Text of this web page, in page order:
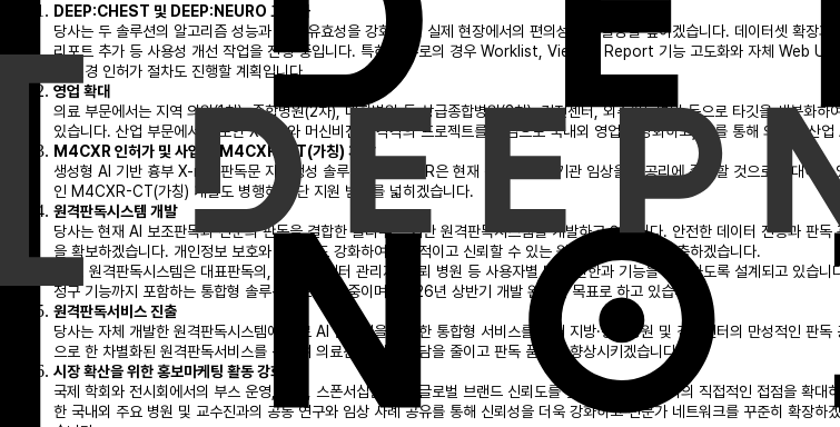
DEEP:CHEST 및 DEEP:NEURO 고도화
당사는 두 솔루션의 알고리즘 성능과 임상 유효성을 강화하고, 실제 현장에서의 편의성과 효율성을 높이겠습니다. 데이터셋 확장
리포트 추가 등 사용성 개선 작업을 진행 중입니다. 특히 딥뉴로의 경우 Worklist, Viewer, Report 기능 고도화와 자체 Web UI
는 변경 인허가 절차도 진행할 계획입니다.
영업 확대
의료 부문에서는 지역 의원(1차), 종합병원(2차), 대학병원 등 상급종합병원(3차), 검진센터, 외주판독병원 등으로 타깃을 세분화
있습니다. 산업 부문에서는 보안 X-ray와 머신비전이 각각의 프로젝트를 중심으로 국내외 영업을 강화하고, 이를 통해 의료와 산업
M4CXR 인허가 및 사업화·M4CXR-CT(가칭) 개발
생성형 AI 기반 흉부 X-ray 판독문 자동생성 솔루션인 M4CXR은 현재 진행중인 다기관 임상을 성공리에 종료할 것으로 기대하
인 M4CXR-CT(가칭) 개발도 병행해 진단 지원 범위를 넓히겠습니다.
원격판독시스템 개발
당사는 현재 AI 보조판독과 전문의 판독을 결합한 클라우드 기반 원격판독시스템을 개발하고 있습니다. 안전한 데이터 전송과 판
을 확보하겠습니다. 개인정보 보호와 보안성도 강화하여 안정적이고 신뢰할 수 있는 원격 판독 환경을 구축하겠습니다.
또한, 원격판독시스템은 대표판독의, 판독의, 센터 관리자, 의뢰 병원 등 사용자별 맞춤 권한과 기능을 제공하도록 설계되고 있습
청구 기능까지 포함하는 통합형 솔루션으로 개발 중이며, 2026년 상반기 개발 완료를 목표로 하고 있습니다.
원격판독서비스 진출
당사는 자체 개발한 원격판독시스템에 의료 AI 솔루션을 결합한 통합형 서비스를 통해 지방·중소병원 및 검진센터의 만성적인
으로 한 차별화된 원격판독서비스를 선보여 의료진의 업무 부담을 줄이고 판독 품질을 향상시키겠습니다.
시장 확산을 위한 홍보마케팅 활동 강화
국제 학회와 전시회에서의 부스 운영, 강연, 스폰서십을 통해 글로벌 브랜드 신뢰도를 높이고 잠재 고객과의 직접적인 접점을 확대
한 국내외 주요 병원 및 교수진과의 공동 연구와 임상 사례 공유를 통해 신뢰성을 더욱 강화하고 전문가 네트워크를 꾸준히 확장